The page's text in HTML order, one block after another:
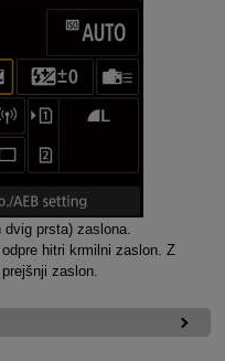
prsta) zaslona.
hitri krmilni zaslon. Z
zaslon.